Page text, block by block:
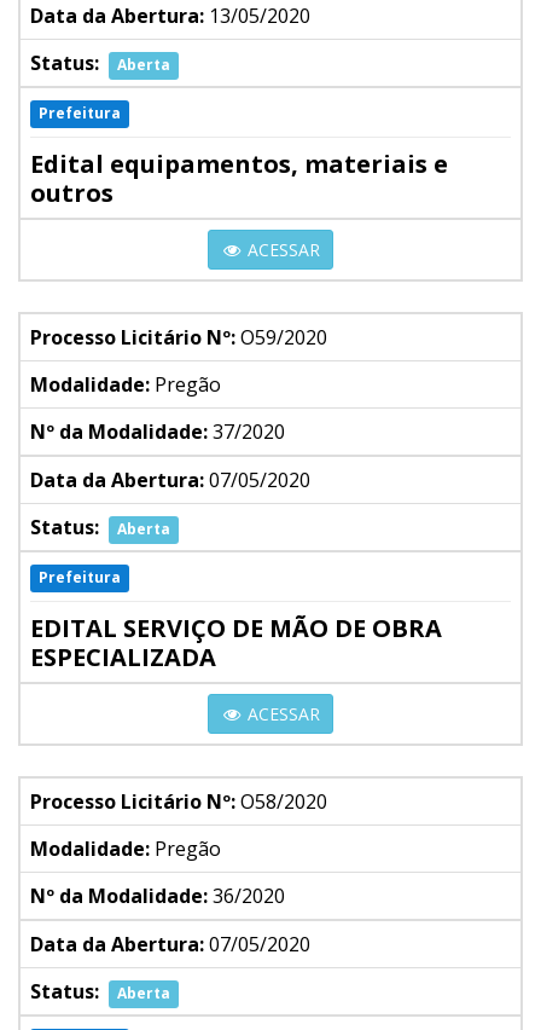
Data da Abertura: 13/05/2020
Status:
Aberta
Prefeitura
Edital equipamentos, materiais e
outros
ACESSAR
Processo Licitário Nº:O59/2020
Modalidade: Pregão
Nº da Modalidade:37/2020
Data da Abertura:07/05/2020
Status:
Aberta
Prefeitura
EDITAL SERVIÇO DE MÃO DE OBRA
ESPECIALIZADA
ACESSAR
Processo Licitário Nº:O58/2020
Modalidade: Pregão
Nº da Modalidade:36/2020
Data da Abertura:07/05/2020
Status:
Aberta